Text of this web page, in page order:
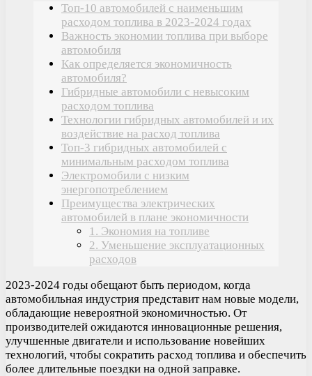
Топ-10 автомобилей с наименьшим
расходом топлива в 2023-2024 годах
Важность экономии топлива при выборе
автомобиля
Как определяется экономичность
автомобиля?
Гибридные автомобили с невысоким
расходом топлива
Технологии гибридных автомобилей и их
воздействие на расход топлива
Топ-3 гибридных автомобилей с
минимальным расходом топлива
Электромобили с низким
энергопотреблением
Преимущества электрических
автомобилей в плане экономичности
1. Экономия на топливе
2. Уменьшение эксплуатационных
расходов
2023-2024 годы обещают быть периодом, когда
автомобильная индустрия представит нам новые модели,
обладающие невероятной экономичностью. От
производителей ожидаются инновационные решения,
улучшенные двигатели и использование новейших
технологий, чтобы сократить расход топлива и обеспечить
более длительные поездки на одной заправке.